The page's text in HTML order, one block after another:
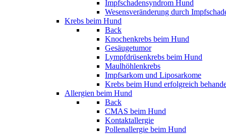
Impfschadensyndrom Hund
Wesensveränderung durch
Krebs beim Hund
Back
Knochenkrebs beim Hund
Gesäugetumor
Lympfdrüsenkrebs beim Hund
Maulhöhlenkrebs
Impfsarkom und Liposarkome
Krebs beim Hund erfolgreich
Allergien beim Hund
Back
CMAS beim Hund
Kontaktallergie
Pollenallergie beim Hund